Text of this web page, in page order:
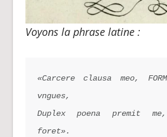
Voyons la phrase latine :
«Carcere clausa meo,
vngues,
Duplex poena premit
foret».